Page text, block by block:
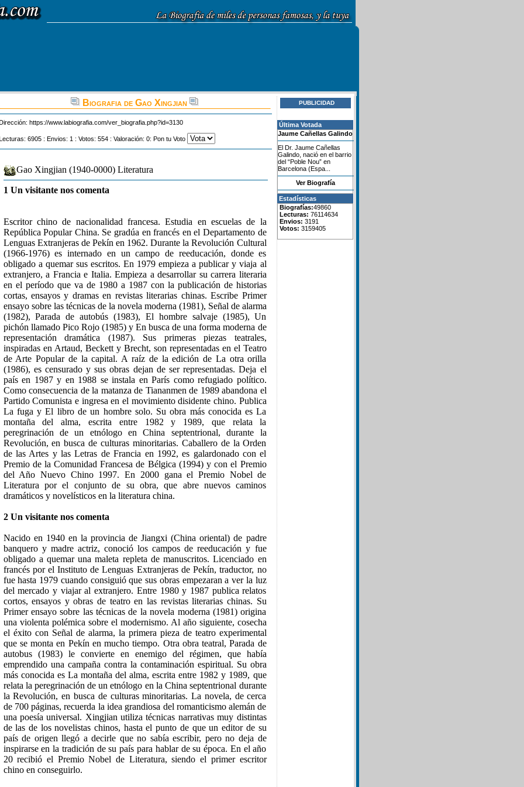
Biografia de Gao Xingjian
https://www.labiografia.com/ver_biografia.php?id=3130
6905 : Envios: 1 : Votos: 554 : Valoración: 0: Pon tu Voto
Gao Xingjian (1940-0000) Literatura
1 Un visitante nos comenta
Escritor chino de nacionalidad francesa. Estudia en escuelas de la
República Popular China. Se gradúa en francés en el Departamento de
Lenguas Extranjeras de Pekín en 1962. Durante la Revolución Cultural
(1966-1976) es internado en un campo de reeducación, donde es
obligado a quemar sus escritos. En 1979 empieza a publicar y viaja al
extranjero, a Francia e Italia. Empieza a desarrollar su carrera literaria
en el período que va de 1980 a 1987 con la publicación de historias
cortas, ensayos y dramas en revistas literarias chinas. Escribe Primer
ensayo sobre las técnicas de la novela moderna (1981), Señal de alarma
(1982), Parada de autobús (1983), El hombre salvaje (1985), Un
pichón llamado Pico Rojo (1985) y En busca de una forma moderna de
representación dramática (1987). Sus primeras piezas teatrales,
inspiradas en Artaud, Beckett y Brecht, son representadas en el Teatro
de Arte Popular de la capital. A raíz de la edición de La otra orilla
(1986), es censurado y sus obras dejan de ser representadas. Deja el
país en 1987 y en 1988 se instala en París como refugiado político.
Como consecuencia de la matanza de Tiananmen de 1989 abandona el
Partido Comunista e ingresa en el movimiento disidente chino. Publica
La fuga y El libro de un hombre solo. Su obra más conocida es La
montaña del alma, escrita entre 1982 y 1989, que relata la
peregrinación de un etnólogo en China septentrional, durante la
Revolución, en busca de culturas minoritarias. Caballero de la Orden
de las Artes y las Letras de Francia en 1992, es galardonado con el
Premio de la Comunidad Francesa de Bélgica (1994) y con el Premio
del Año Nuevo Chino 1997. En 2000 gana el Premio Nobel de
Literatura por el conjunto de su obra, que abre nuevos caminos
dramáticos y novelísticos en la literatura china.
2 Un visitante nos comenta
Nacido en 1940 en la provincia de Jiangxi (China oriental) de padre
banquero y madre actriz, conoció los campos de reeducación y fue
obligado a quemar una maleta repleta de manuscritos. Licenciado en
francés por el Instituto de Lenguas Extranjeras de Pekín, traductor, no
fue hasta 1979 cuando consiguió que sus obras empezaran a ver la luz
del mercado y viajar al extranjero. Entre 1980 y 1987 publica relatos
cortos, ensayos y obras de teatro en las revistas literarias chinas. Su
Primer ensayo sobre las técnicas de la novela moderna (1981) origina
una violenta polémica sobre el modernismo. Al año siguiente, cosecha
el éxito con Señal de alarma, la primera pieza de teatro experimental
que se monta en Pekín en mucho tiempo. Otra obra teatral, Parada de
autobus (1983) le convierte en enemigo del régimen, que había
emprendido una campaña contra la contaminación espiritual. Su obra
más conocida es La montaña del alma, escrita entre 1982 y 1989, que
relata la peregrinación de un etnólogo en la China septentrional durante
la Revolución, en busca de culturas minoritarias. La novela, de cerca
de 700 páginas, recuerda la idea grandiosa del romanticismo alemán de
una poesía universal. Xingjian utiliza técnicas narrativas muy distintas
de las de los novelistas chinos, hasta el punto de que un editor de su
país de origen llegó a decirle que no sabía escribir, pero no deja de
inspirarse en la tradición de su país para hablar de su época. En el año
20 recibió el Premio Nobel de Literatura, siendo el primer escritor
chino en conseguirlo.
PUBLICIDAD
Última Votada
Jaume Cañellas Galindo
El Dr. Jaume Cañellas
Galindo, nació en el barrio
del “Poble Nou” en
Barcelona (Espa...
Ver Biografía
Estadísticas
Biografías:49860
Lecturas: 76114634
Envios: 3191
Votos: 3159405